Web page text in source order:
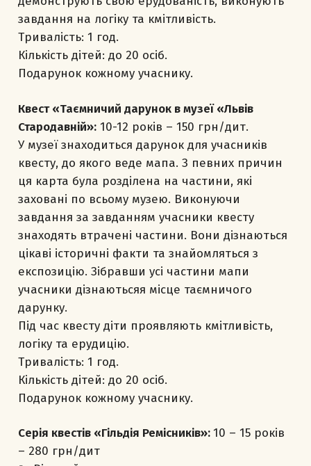
завдання на логіку та кмітливість.
Тривалість: 1 год.
Кількість дітей: до 20 осіб.
Подарунок кожному учаснику.
Квест «Таємничий дарунок в музеї «Львів
Стародавній»:10-12 років – 150 грн/дит.
У музеї знаходиться дарунок для учасників
квесту, до якого веде мапа. З певних причин
ця карта була розділена на частини, які
заховані по всьому музею. Виконуючи
завдання за завданням учасники квесту
знаходять втрачені частини. Вони дізнаються
цікаві історичні факти та знайомляться з
експозицію. Зібравши усі частини мапи
учасники дізнаютьсяя місце таємничого
дарунку.
Під час квесту діти проявляють кмітливість,
логіку та ерудицію.
Тривалість: 1 год.
Кількість дітей: до 20 осіб.
Подарунок кожному учаснику.
Серія квестів «Гільдія Ремісників»:10 – 15 років
– 280 грн/дит